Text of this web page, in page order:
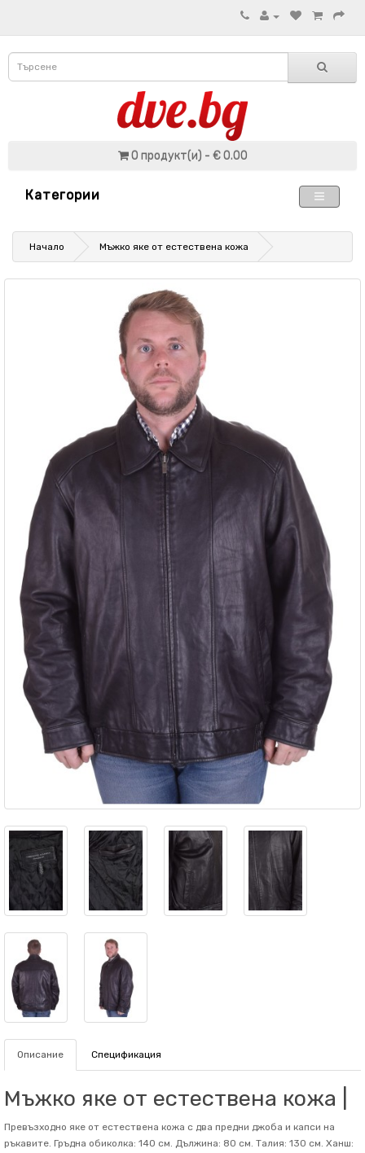
0 продукт(и) - € 0.00
Категории
Начало Мъжко яке от естествена кожа
Описание Спецификация
Мъжко яке от естествена кожа |
Превъзходно яке от естествена кожа с два предни джоба и капси на
ръкавите. Гръдна обиколка: 140 см. Дължина: 80 см. Талия: 130 см. Ханш: